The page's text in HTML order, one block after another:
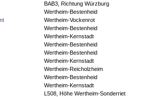
BAB3, Richtung Würzburg
Wertheim-Bestenheid
Wertheim-Vockenrot
Wertheim-Bestenheid
Wertheim-Kernstadt
Wertheim-Bestenheid
Wertheim-Bestenheid
Wertheim-Kernstadt
Wertheim-Reicholzheim
Wertheim-Bestenheid
Wertheim-Kernstadt
L508, Höhe Wertheim-Sonderriet